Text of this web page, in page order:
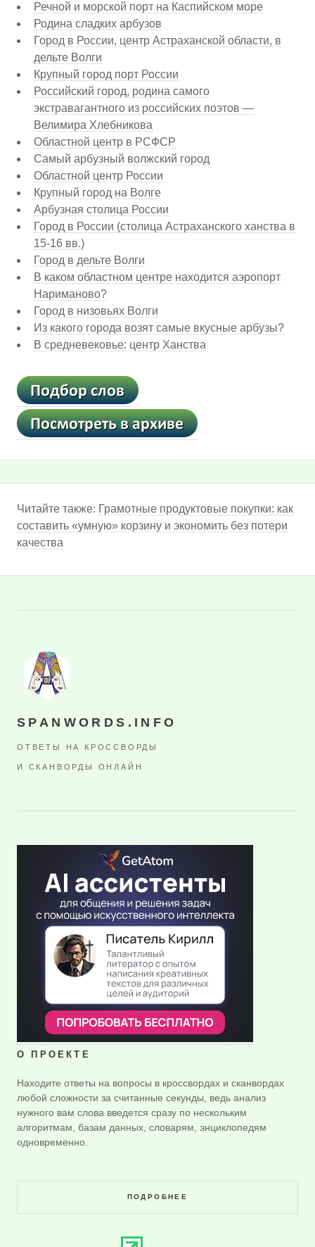
Речной и морской порт на Каспийском море
Родина сладких арбузов
Город в России, центр Астраханской области, в
дельте Волги
Крупный город порт России
Российский город, родина самого
экстравагантного из российских поэтов —
Велимира Хлебникова
Областной центр в РСФСР
Самый арбузный волжский город
Областной центр России
Крупный город на Волге
Арбузная столица России
Город в России (столица Астраханского ханства в
15-16 вв.)
Город в дельте Волги
В каком областном центре находится аэропорт
Нариманово?
Город в низовьях Волги
Из какого города возят самые вкусные арбузы?
В средневековье: центр Ханства
Читайте также: Грамотные продуктовые покупки: как
составить «умную» корзину и экономить без потери
качества
SPANWORDS.INFO
ОТВЕТЫ НА КРОССВОРДЫ
И СКАНВОРДЫ ОНЛАЙН
О ПРОЕКТЕ
Находите ответы на вопросы в кроссвордах и сканвордах
любой сложности за считанные секунды, ведь анализ
нужного вам слова введется сразу по нескольким
алгоритмам, базам данных, словарям, энциклопедям
одновременно.
ПОДРОБНЕЕ